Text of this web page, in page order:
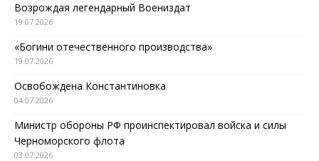
Возрождая легендарный Воениздат
19.07.2026
«Богини отечественного производства»
19.07.2026
Освобождена Константиновка
04.07.2026
Министр обороны РФ проинспектировал войска и силы
Черноморского флота
03.07.2026